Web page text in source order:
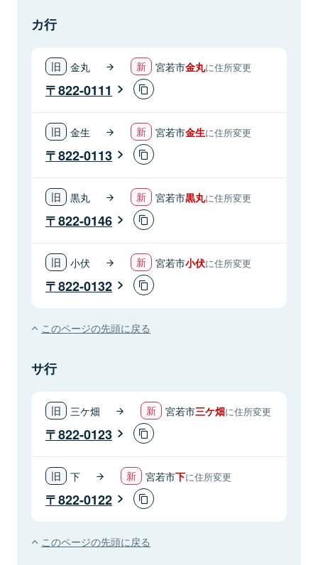
カ行
金丸 宮若市金丸に住所変更
822-0111
金生 宮若市金生に住所変更
822-0113
黒丸 宮若市黒丸に住所変更
822-0146
小伏 宮若市小伏に住所変更
822-0132
このページの先頭に戻る
サ行
三ケ畑 宮若市三ケ畑に住所変更
822-0123
下 宮若市下に住所変更
822-0122
このページの先頭に戻る